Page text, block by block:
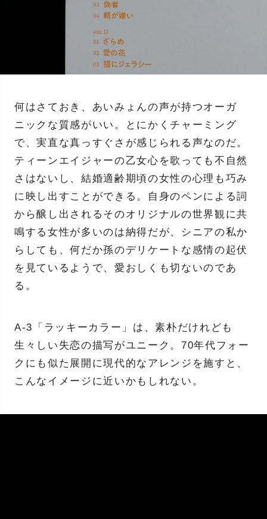
何はさておき、あいみょんの声が持つオーガ
ニックな質感がいい。とにかくチャーミング
で、実直な真っすぐさが感じられる声なのだ。
ティーンエイジャーの乙女心を歌っても不自然
さはないし、結婚適齢期頃の女性の心理も巧み
に映し出すことができる。自身のペンによる詞
から醸し出されるそのオリジナルの世界観に共
鳴する女性が多いのは納得だが、シニアの私か
らしても、何だか孫のデリケートな感情の起伏
を見ているようで、愛おしくも切ないのであ
る。
A-3「ラッキーカラー」は、素朴だけれども
生々しい失恋の描写がユニーク。70年代フォー
クにも似た展開に現代的なアレンジを施すと、
こんなイメージに近いかもしれない。